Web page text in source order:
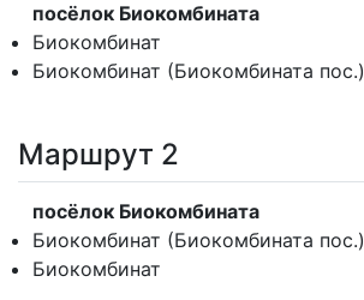
посёлок Биокомбината
Биокомбинат
Биокомбинат (Биокомбината пос.)
Маршрут 2
посёлок Биокомбината
Биокомбинат (Биокомбината пос.)
Биокомбинат